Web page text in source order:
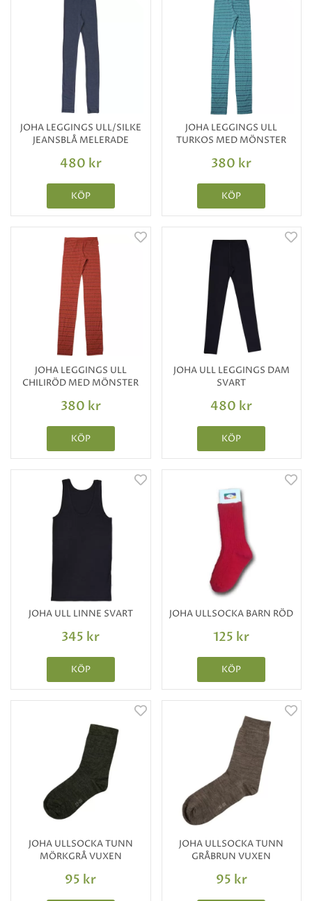
JOHA LEGGINGS ULL/SILKE
JEANSBLÅ MELERADE
480 kr
KÖP
JOHA LEGGINGS ULL
TURKOS MED MÖNSTER
380 kr
KÖP
JOHA LEGGINGS ULL
CHILIRÖD MED MÖNSTER
380 kr
KÖP
JOHA ULL LEGGINGS DAM
SVART
480 kr
KÖP
JOHA ULL LINNE SVART
345 kr
KÖP
JOHA ULLSOCKA BARN RÖD
125 kr
KÖP
JOHA ULLSOCKA TUNN
MÖRKGRÅ VUXEN
95 kr
JOHA ULLSOCKA TUNN
GRÅBRUN VUXEN
95 kr